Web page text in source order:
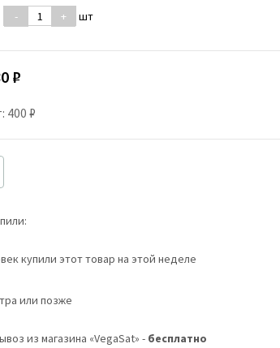
- + шт
₽
400 ₽
купили этот товар на этой неделе
или позже
из магазина «VegaSat» - бесплатно